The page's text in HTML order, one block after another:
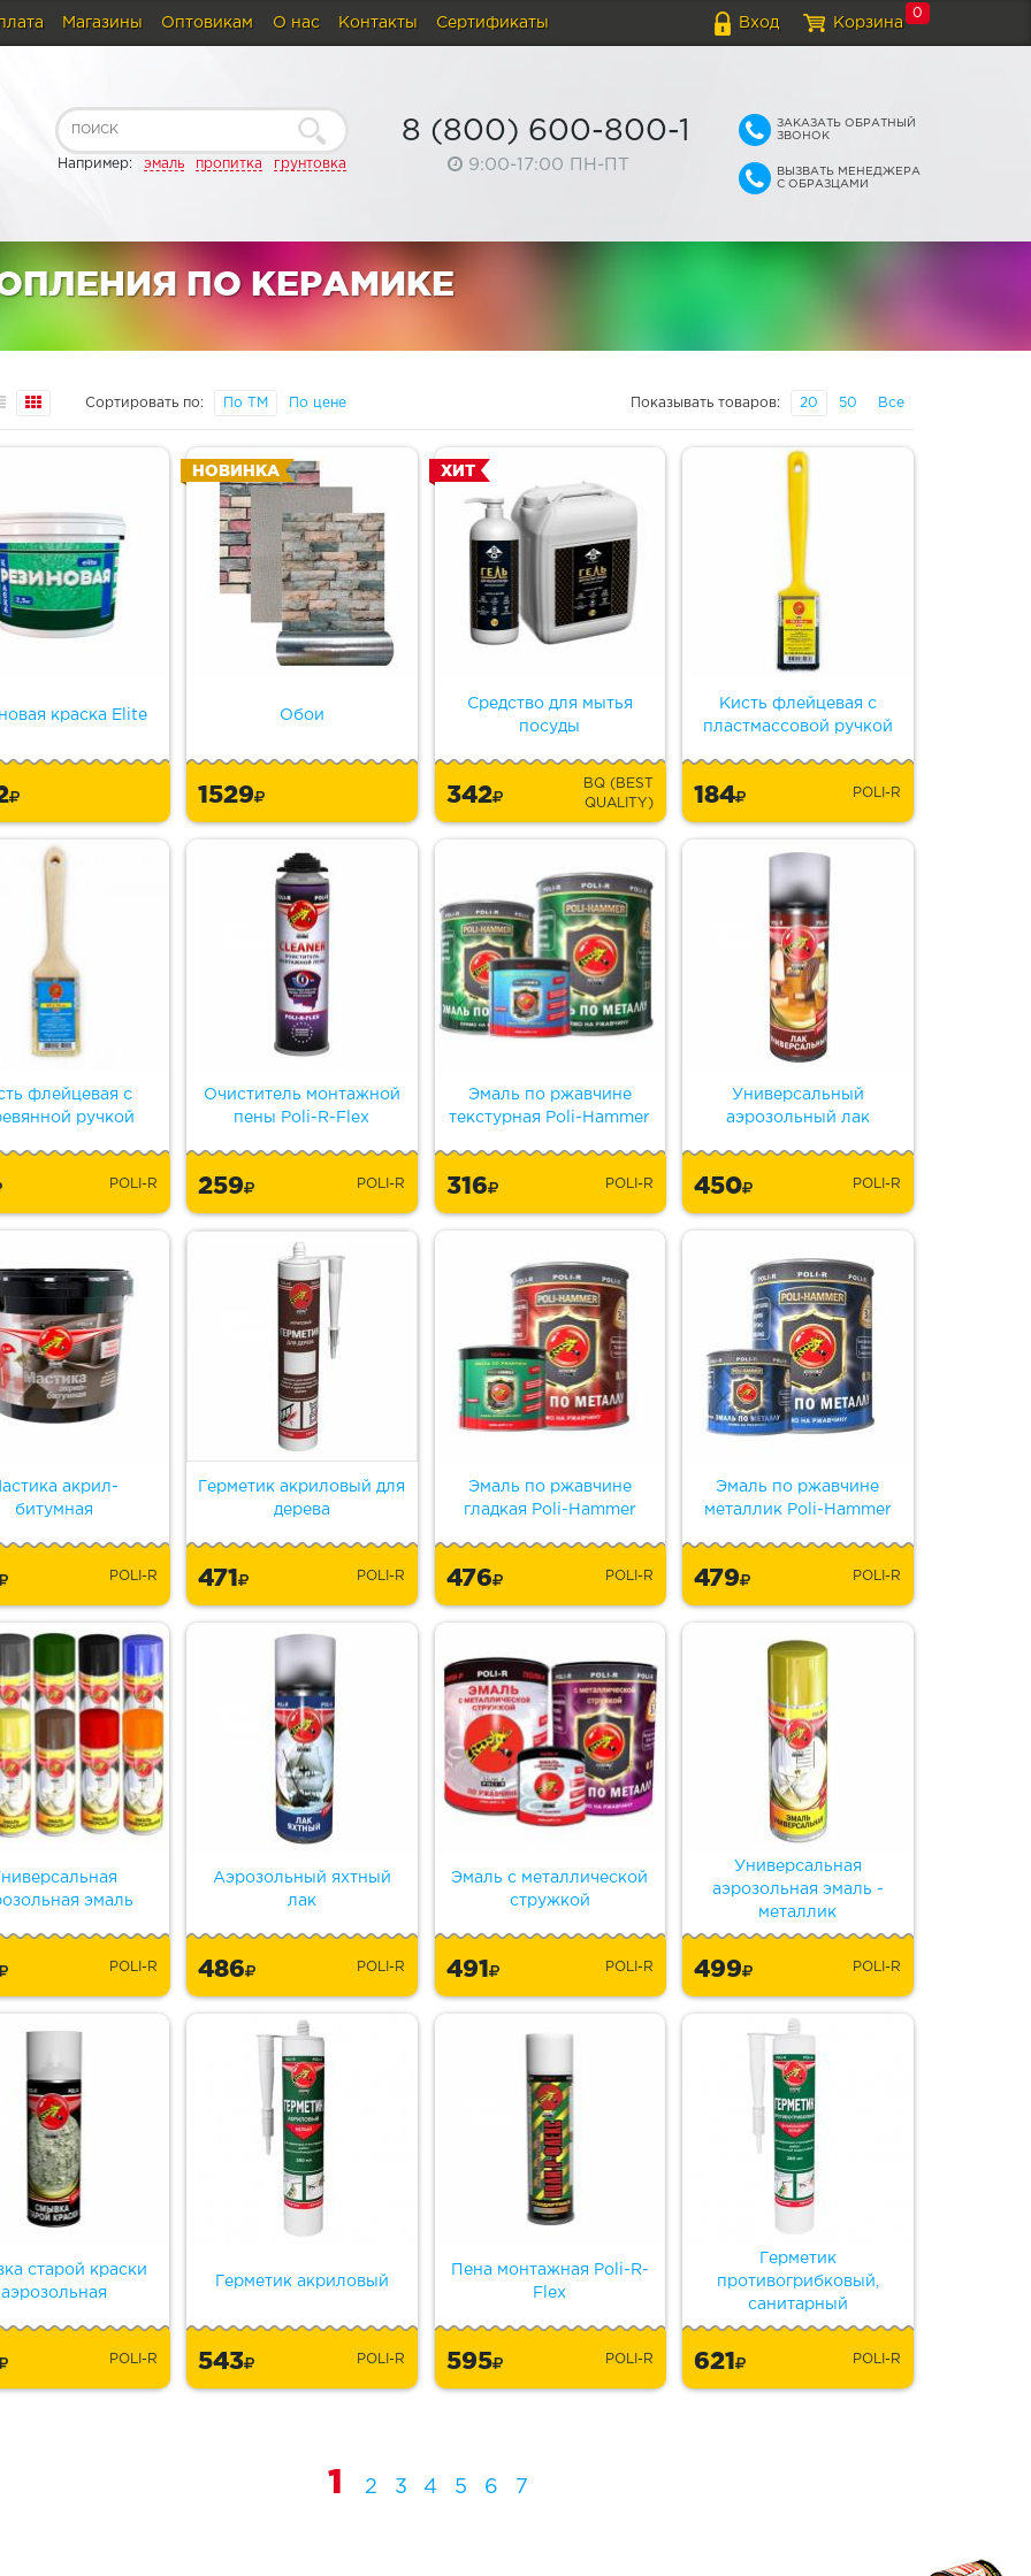
Вход Корзина
0
Магазины Оптовикам О нас Контакты Сертификаты
Например: эмаль пропитка грунтовка
8 (800) 600-800-1
9:00-17:00 ПН-ПТ
ЗАКАЗАТЬ ОБРАТНЫЙ
ЗВОНОК
ВЫЗВАТЬ МЕНЕДЖЕРА
С ОБРАЗЦАМИ
ПО КЕРАМИКЕ
Сортировать по: По ТМ По цене Показывать товаров: 20 50 Все
краска Elite Обои
НОВИНКА
1529
Средство для мытья
посуды
ХИТ
342
BQ (BEST
QUALITY)
Кисть флейцевая с
пластмассовой ручкой
184 POLI-R
флейцевая с
ручкой
POLI-R
Очиститель монтажной
пены Poli-R-Flex
259 POLI-R
Эмаль по ржавчине
текстурная Poli-Hammer
316 POLI-R
Универсальный
аэрозольный лак
450 POLI-R
акрил-
битумная
POLI-R
Герметик акриловый для
дерева
471 POLI-R
Эмаль по ржавчине
гладкая Poli-Hammer
476 POLI-R
Эмаль по ржавчине
металлик Poli-Hammer
479 POLI-R
эмаль
POLI-R
Аэрозольный яхтный
лак
486 POLI-R
Эмаль с металлической
стружкой
491 POLI-R
Универсальная
аэрозольная эмаль -
металлик
499 POLI-R
старой краски
аэрозольная
POLI-R
Герметик акриловый
543 POLI-R
Пена монтажная Poli-R-
Flex
595 POLI-R
Герметик
противогрибковый,
санитарный
621 POLI-R
1 2 3 4 5 6 7